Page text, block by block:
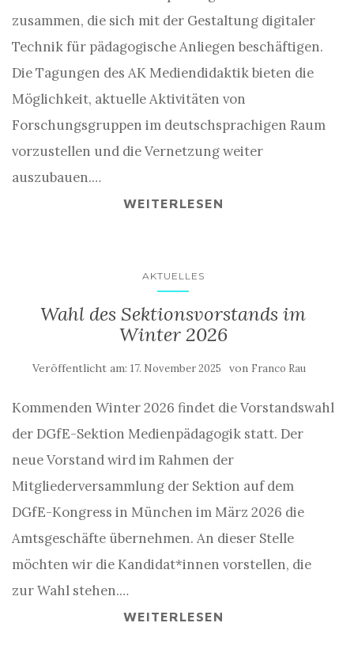
zusammen, die sich mit der Gestaltung digitaler
Technik für pädagogische Anliegen beschäftigen.
Die Tagungen des AK Mediendidaktik bieten die
Möglichkeit, aktuelle Aktivitäten von
Forschungsgruppen im deutschsprachigen Raum
vorzustellen und die Vernetzung weiter
auszubauen.…
WEITERLESEN
AKTUELLES
Wahl des Sektionsvorstands im
Winter 2026
Veröffentlicht am: 17. November 2025 von Franco Rau
Kommenden Winter 2026 findet die Vorstandswahl
der DGfE-Sektion Medienpädagogik statt. Der
neue Vorstand wird im Rahmen der
Mitgliederversammlung der Sektion auf dem
DGfE-Kongress in München im März 2026 die
Amtsgeschäfte übernehmen. An dieser Stelle
möchten wir die Kandidat*innen vorstellen, die
zur Wahl stehen.…
WEITERLESEN